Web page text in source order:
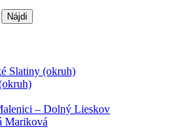
Slatiny (okruh)
– Dolný Lieskov
Mariková